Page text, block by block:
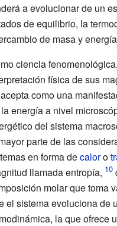
a evolucionar de un
de equilibrio, la
de masa y
ciencia
física de sus
como una
energía a nivel
del sistema
parte de las
en forma decaloro
llamada entropía,
molar que toma
el sistema evoluciona de
la que ofrece